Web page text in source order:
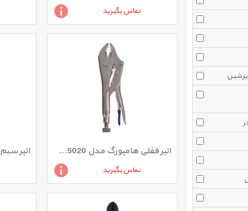
تماس بگیرید
انبر قفلی هامبورگ مدل H5020 سایز 10 اینچ
تماس بگیرید